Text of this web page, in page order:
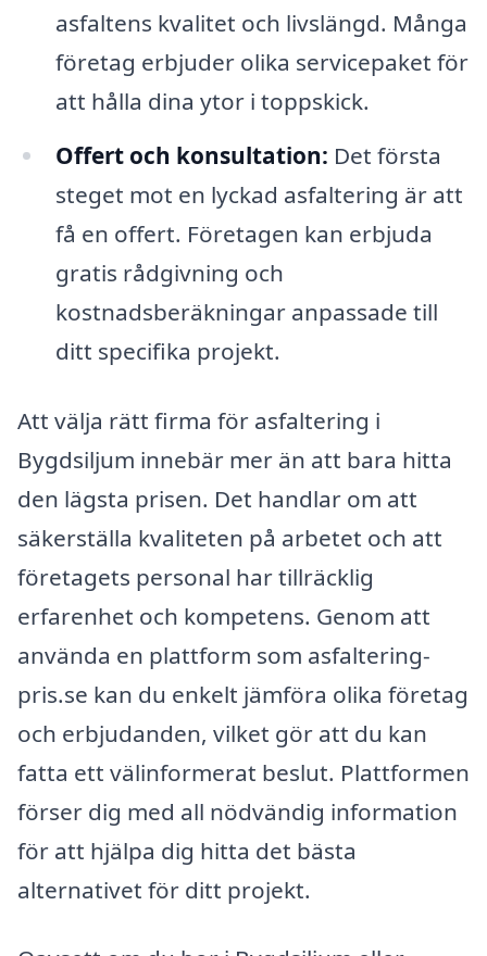
asfaltens kvalitet och livslängd. Många
företag erbjuder olika servicepaket för
att hålla dina ytor i toppskick.
Offert och konsultation: Det första
steget mot en lyckad asfaltering är att
få en offert. Företagen kan erbjuda
gratis rådgivning och
kostnadsberäkningar anpassade till
ditt specifika projekt.
Att välja rätt firma för asfaltering i
Bygdsiljum innebär mer än att bara hitta
den lägsta prisen. Det handlar om att
säkerställa kvaliteten på arbetet och att
företagets personal har tillräcklig
erfarenhet och kompetens. Genom att
använda en plattform som asfaltering-
pris.se kan du enkelt jämföra olika företag
och erbjudanden, vilket gör att du kan
fatta ett välinformerat beslut. Plattformen
förser dig med all nödvändig information
för att hjälpa dig hitta det bästa
alternativet för ditt projekt.